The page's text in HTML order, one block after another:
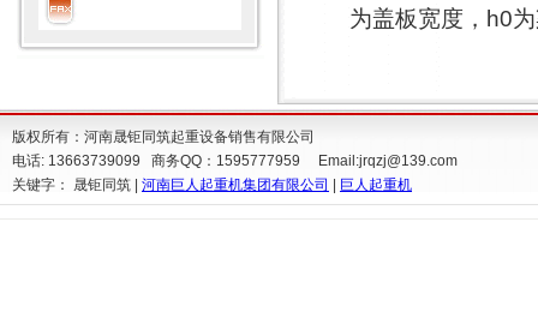
为盖板宽度，h0
版权所有：河南晟钜同筑起重设备销售有限公司
电话: 13663739099 商务QQ：1595777959 Email:jrqzj@139.com
关键字： 晟钜同筑 | 河南巨人起重机集团有限公司 巨人起重机